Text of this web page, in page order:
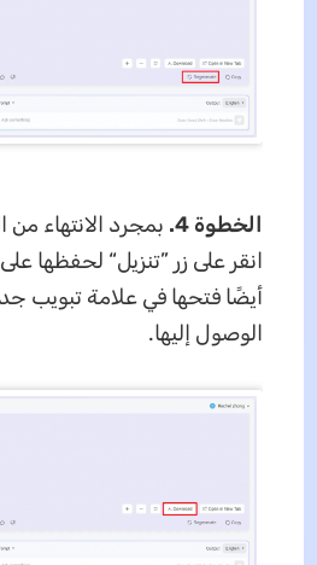
الخطوة 4.
بمجرد الانتهاء من
انقر على زر ”تنزيل“ لحفظها
أيضًا فتحها في علامة تبويب
الوصول إليها.